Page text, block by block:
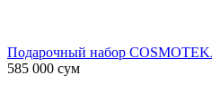
Подарочный набор
585 000 сум